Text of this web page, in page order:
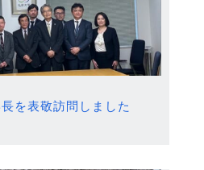
を表敬訪問しました